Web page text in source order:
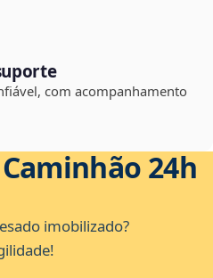
com acompanhamento
24h
imobilizado?